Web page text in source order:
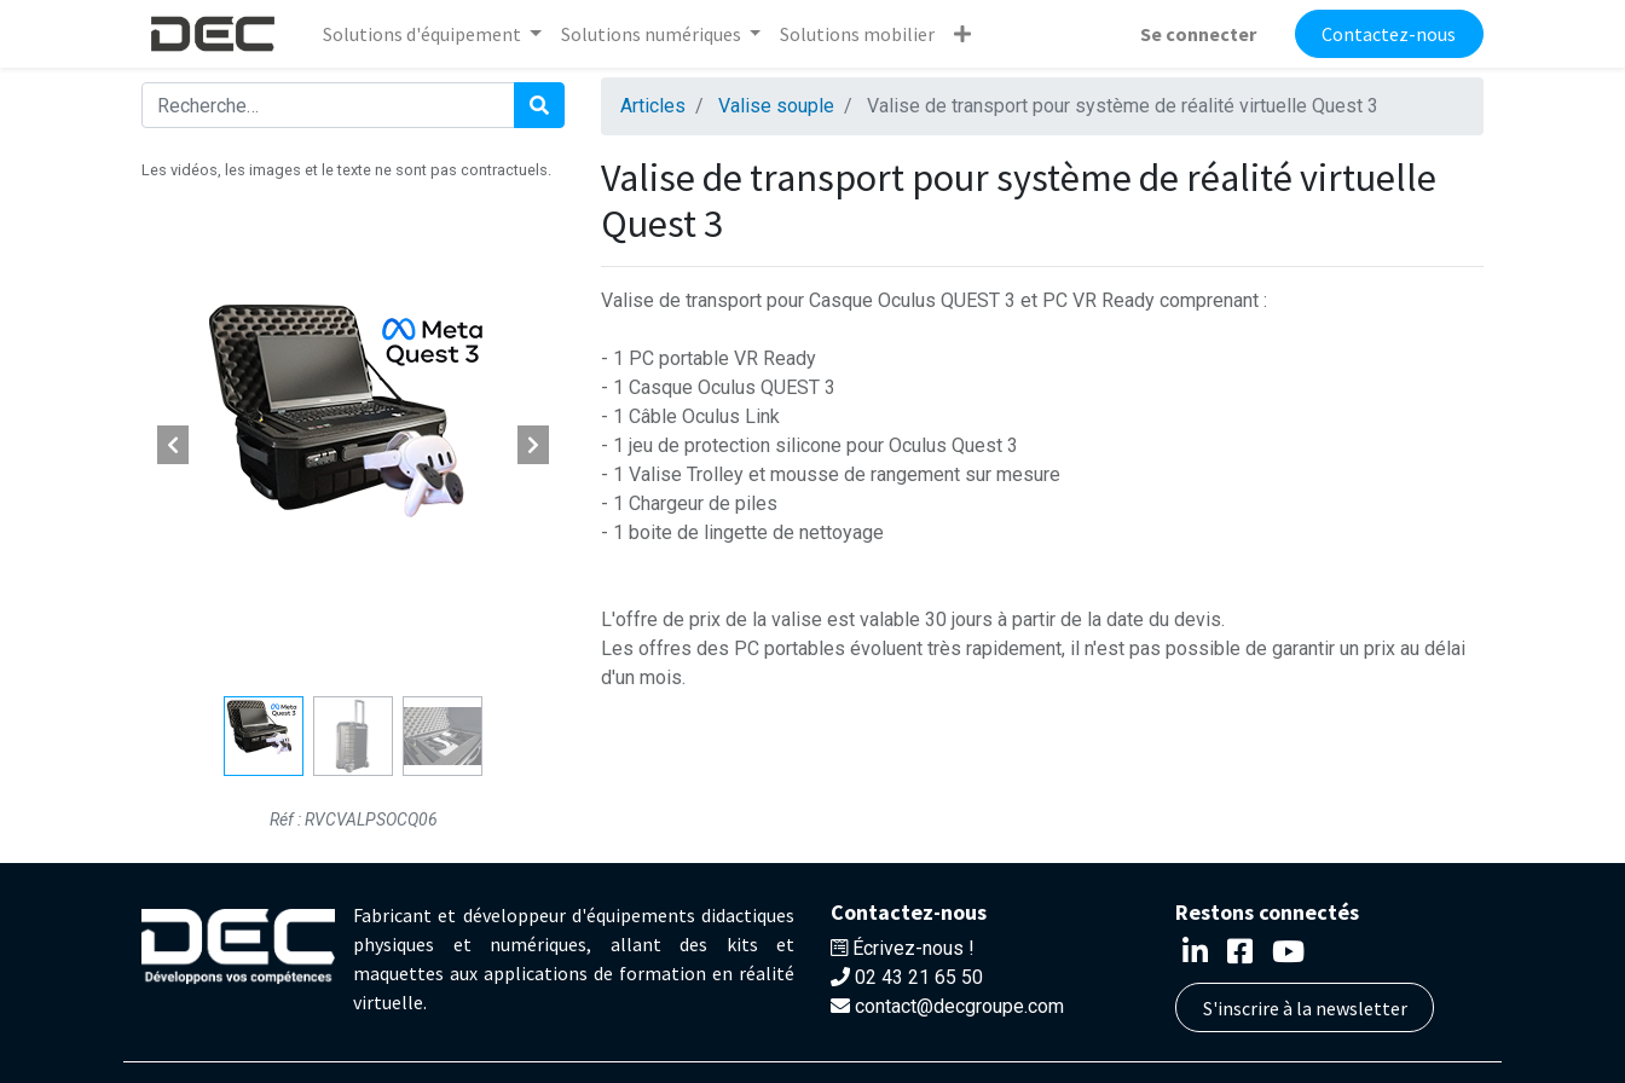
Solutions d'équipement Solutions numériques Solutions mobilier Se connecter Contactez-nous
Articles Valise souple Valise de transport pour système de réalité virtuelle Quest 3
Les vidéos, les images et le texte ne sont pas contractuels.
Réf : RVCVALPSOCQ06
Valise de transport pour système de réalité virtuelle
Quest 3
Valise de transport pour Casque Oculus QUEST 3 et PC VR Ready comprenant :
- 1 PC portable VR Ready
- 1 Casque Oculus QUEST 3
- 1 Câble Oculus Link
- 1 jeu de protection silicone pour Oculus Quest 3
- 1 Valise Trolley et mousse de rangement sur mesure
- 1 Chargeur de piles
- 1 boite de lingette de nettoyage
L'offre de prix de la valise est valable 30 jours à partir de la date du devis.
Les offres des PC portables évoluent très rapidement, il n'est pas possible de garantir un prix au délai
d'un mois.
Fabricant et développeur d'équipements didactiques
physiques et numériques, allant des kits et
maquettes aux applications de formation en réalité
virtuelle.
Contactez-nous
Écrivez-nous !
02 43 21 65 50
contact@decgroupe.com
Restons connectés
S'inscrire à la newsletter